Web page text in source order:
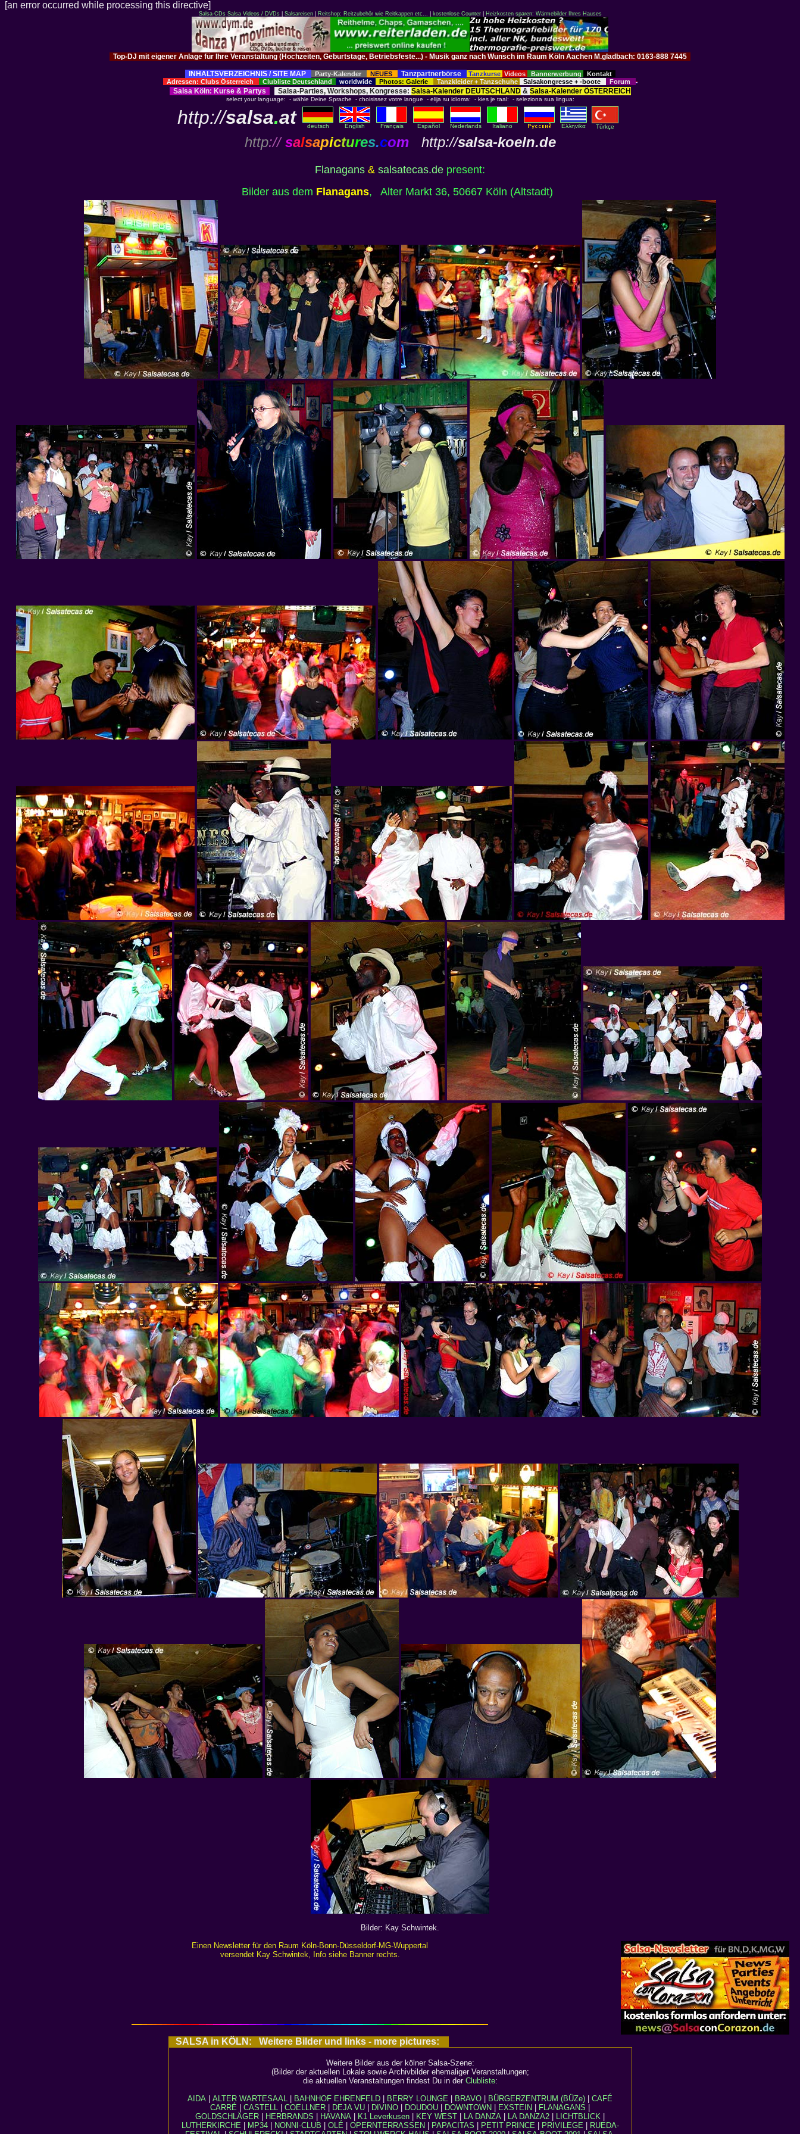
[an error occurred while processing this directive]
Salsa-CDs Salsa Videos / DVDs| Salsareisen| Reitshop: Reitzubehör wie Reitkappen etc... kostenlose Counter| Heizkosten sparen: Wärmebilder Ihres Hauses
Top-DJ mit eigener Anlage für Ihre Veranstaltung (Hochzeiten, Geburtstage, Betriebsfeste...) - Musik ganz nach Wunsch im Raum Köln Aachen M.gladbach: 0163-888 7445
INHALTSVERZEICHNIS / SITE MAP Party-Kalender NEUES Tanzpartnerbörse Tanzkurse Videos Bannerwerbung
Kontakt
Adressen: Clubs Österreich
Clubliste Deutschland worldwide Photos: Galerie Tanzkleider + Tanzschuhe Salsakongresse + -boote Forum
Salsa Köln: Kurse& Partys Salsa-Parties, Workshops, Kongresse: Salsa-Kalender DEUTSCHLAND& Salsa-Kalender ÖSTERREICH
select your language: - wähle Deine Sprache - choisissez votre langue - elija su idioma: - kies je taal: - seleziona sua lingua:
http://salsa.at deutsch English Français Español Nederlands Italiano Eλληvikα Türkçe
http:// salsapictures.com http://salsa-koeln.de
Flanagans & salsatecas.de present:
Bilder aus dem Flanagans, Alter Markt 36, 50667 Köln (Altstadt)
Bilder: Kay Schwintek.
Einen Newsletter für den Raum Köln-Bonn-Düsseldorf-MG-Wuppertal
versendet Kay Schwintek, Info siehe Banner rechts.
SALSA in KÖLN: Weitere Bilder und links - more pictures:
Weitere Bilder aus der kölner Salsa-Szene:
(Bilder der aktuellen Lokale sowie Archivbilder ehemaliger Veranstaltungen;
die aktuellen Veranstaltungen findest Du in der Clubliste:
AIDA
ALTER WARTESAAL BAHNHOF EHRENFELD BERRY LOUNGE BRAVO BÜRGERZENTRUM (BÜZe)
CAFÉ
CARRÉ
CASTELL COELLNER DEJA VU DIVINO DOUDOU DOWNTOWN EXSTEIN FLANAGANS
GOLDSCHLÄGER
HERBRANDS HAVANA K1 Leverkusen KEY WEST LA DANZA LA DANZA2 LICHTBLICK
LUTHERKIRCHE| MP34| NONNI-CLUB OLÉ| OPERNTERRASSEN PAPACITAS PETIT PRINCE| PRIVILEGE|
RUEDA-